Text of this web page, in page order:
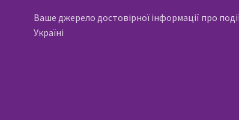
Ваше джерело достовірної інформації про
Україні